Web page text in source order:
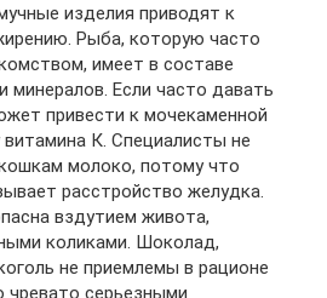
изделия приводят к
Рыба, которую часто
имеет в составе
минералов. Если часто давать
привести к мочекаменной
К. Специалисты не
молоко, потому что
расстройство желудка.
вздутием живота,
коликами. Шоколад,
не приемлемы в рационе
чревато серьезными